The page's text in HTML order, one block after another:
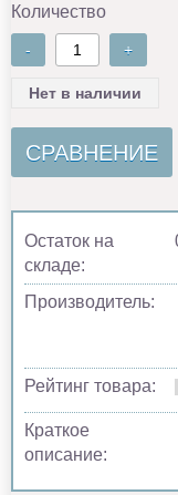
Количество
- +
Нет в наличии
СРАВНЕНИЕ
Остаток на
складе:
Производитель:
Рейтинг товара:
Краткое
описание: